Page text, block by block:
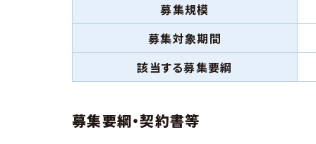
募集規模
募集対象期間
該当する募集要綱
募集要綱・契約書等